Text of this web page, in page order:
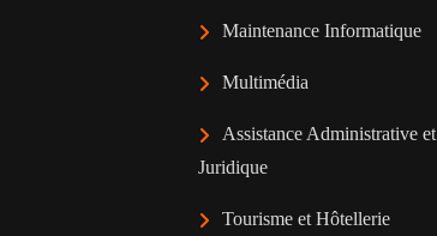
Maintenance Informatique
Multimédia
Assistance Administrative et
Juridique
Tourisme et Hôtellerie